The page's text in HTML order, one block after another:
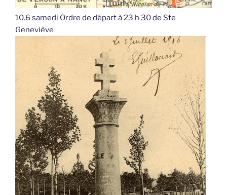
10.6 samedi Ordre de départ à 23 h 30 de Ste
Geneviève